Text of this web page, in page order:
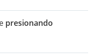
presionando